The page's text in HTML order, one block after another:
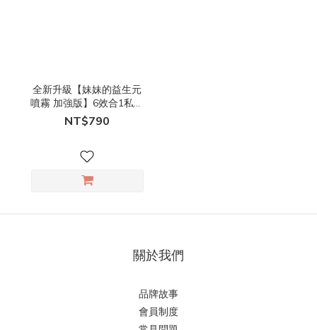
全新升級【妹妹的益生元
噴霧 加強版】6效合1私密
平衡噴霧｜HYPHY
NT$790
關於我們
品牌故事
會員制度